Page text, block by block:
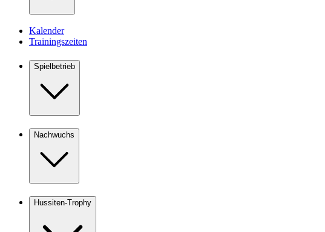
Kalender
Trainingszeiten
Spielbetrieb
Nachwuchs
Hussiten-Trophy